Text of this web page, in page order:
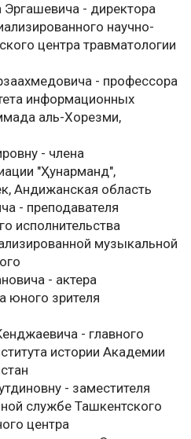
- директора
научно-
центра травматологии
- профессора
информационных
аль-Хорезми,
- члена
"Ҳунарманд",
Андижанская область
- преподавателя
исполнительства
музыкальной
- актера
юного зрителя
- главного
истории Академии
- заместителя
службе Ташкентского
центра